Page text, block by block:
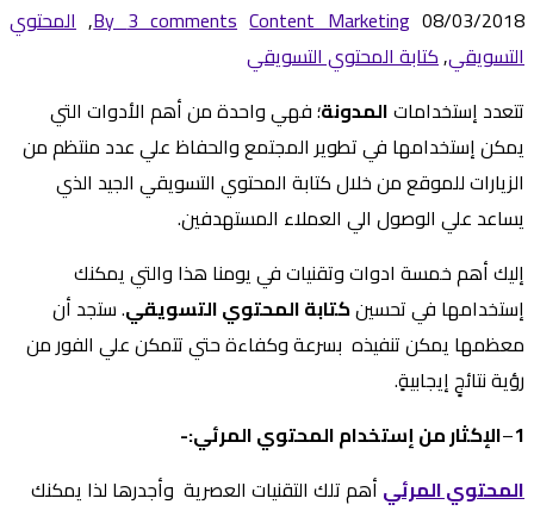
08/03/2018
By3 comments Content Marketing
, المحتوي
التسويقي,كتابة المحتوي التسويقي
تتعدد إستخداماتالمدونة؛ فهي واحدة من أهم الأدوات التي
يمكن إستخدامها في تطوير المجتمع والحفاظ علي عدد منتظم من
الزيارات للموقع من خلال كتابة المحتوي التسويقي الجيد الذي
يساعد علي الوصول الي العملاء المستهدفين.
إليك أهم خمسة ادوات وتقنيات في يومنا هذا والتي يمكنك
إستخدامها في تحسينكتابة المحتوي التسويقي. ستجد أن
معظمها يمكن تنفيذه بسرعة وكفاءة حتي تتمكن علي الفور من
رؤية نتائجٍ إيجابيةٍ.
1
–الإكثار من إستخدام المحتوي المرئي:-
المحتوي المرئي أهم تلك التقنيات العصرية وأجدرها لذا يمكنك